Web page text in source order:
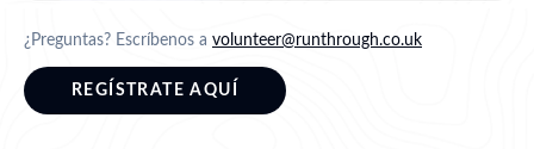
¿Preguntas? Escríbenos a volunteer@runthrough.co.uk
REGÍSTRATE AQUÍ